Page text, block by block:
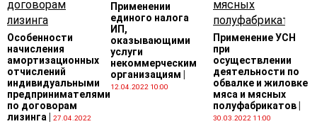
Особенности
начисления
амортизационных
отчислений
индивидуальными
предпринимателями
по договорам
лизинга
27.04.2022
Применении
единого налога
ИП,
оказывающими
услуги
некоммерческим
организациям
12.04.2022 10:00
Применение УСН
при
осуществлении
деятельности по
обвалке и жиловке
мяса и мясных
полуфабрикатов
30.03.2022 11:00